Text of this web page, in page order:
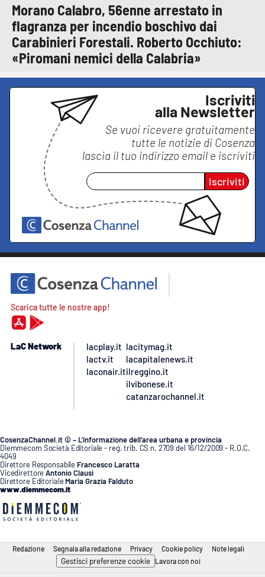
Morano Calabro, 56enne arrestato in
flagranza per incendio boschivo dai
Carabinieri Forestali. Roberto Occhiuto:
«Piromani nemici della Calabria»
Iscriviti
alla Newsletter
Se vuoi ricevere gratuitamente
tutte le notizie di Cosenza
lascia il tuo indirizzo email e iscriviti
Iscriviti
Scarica tutte le nostre app!
LaC Network
lacplay.it
lactv.it
laconair.it
lacitymag.it
lacapitalenews.it
ilreggino.it
ilvibonese.it
catanzarochannel.it
CosenzaChannel.it © – L’informazione dell’area urbana e provincia
Diemmecom Società Editoriale - reg. trib. CS n. 2709 del 16/12/2009 - R.O.C.
4049
Direttore Responsabile Francesco Laratta
VicedirettoreAntonio Clausi
Direttore Editoriale Maria Grazia Falduto
www.diemmecom.it
Redazione Segnala alla redazione Privacy Cookie policy Note legali
Gestisci preferenze cookie Lavora con noi